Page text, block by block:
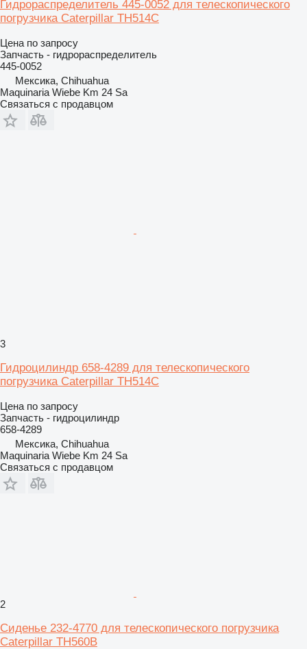
Гидрораспределитель 445-0052 для телескопического
погрузчика Caterpillar TH514C
Цена по запросу
Запчасть - гидрораспределитель
445-0052
Мексика, Chihuahua
Maquinaria Wiebe Km 24 Sa
Связаться с продавцом
3
Гидроцилиндр 658-4289 для телескопического
погрузчика Caterpillar TH514C
Цена по запросу
Запчасть - гидроцилиндр
658-4289
Мексика, Chihuahua
Maquinaria Wiebe Km 24 Sa
Связаться с продавцом
2
Сиденье 232-4770 для телескопического погрузчика
Caterpillar TH560B